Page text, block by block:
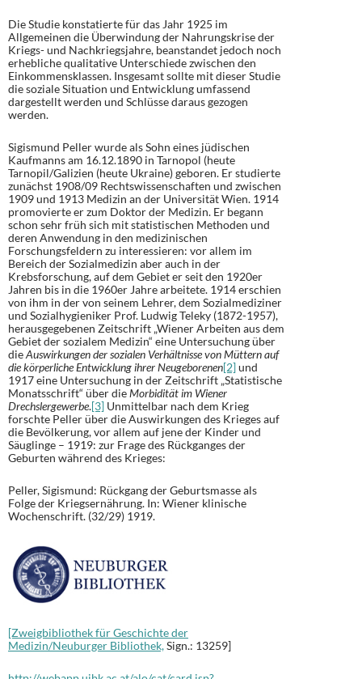
Die Studie konstatierte für das Jahr 1925 im
Allgemeinen die Überwindung der Nahrungskrise der
Kriegs- und Nachkriegsjahre, beanstandet jedoch noch
erhebliche qualitative Unterschiede zwischen den
Einkommensklassen. Insgesamt sollte mit dieser Studie
die soziale Situation und Entwicklung umfassend
dargestellt werden und Schlüsse daraus gezogen
werden.
Sigismund Peller wurde als Sohn eines jüdischen
Kaufmanns am 16.12.1890 in Tarnopol (heute
Tarnopil/Galizien (heute Ukraine) geboren. Er studierte
zunächst 1908/09 Rechtswissenschaften und zwischen
1909 und 1913 Medizin an der Universität Wien. 1914
promovierte er zum Doktor der Medizin. Er begann
schon sehr früh sich mit statistischen Methoden und
deren Anwendung in den medizinischen
Forschungsfeldern zu interessieren: vor allem im
Bereich der Sozialmedizin aber auch in der
Krebsforschung, auf dem Gebiet er seit den 1920er
Jahren bis in die 1960er Jahre arbeitete. 1914 erschien
von ihm in der von seinem Lehrer, dem Sozialmediziner
und Sozialhygieniker Prof. Ludwig Teleky (1872-1957),
herausgegebenen Zeitschrift „Wiener Arbeiten aus dem
Gebiet der sozialem Medizin“ eine Untersuchung über
dieAuswirkungen der sozialen Verhältnisse von Müttern auf
die körperliche Entwicklung ihrer Neugeborenen[2]und
1917 eine Untersuchung in der Zeitschrift „Statistische
Monatsschrift“ über dieMorbidität im Wiener
Drechslergewerbe.[3] Unmittelbar nach dem Krieg
forschte Peller über die Auswirkungen des Krieges auf
die Bevölkerung, vor allem auf jene der Kinder und
Säuglinge – 1919: zur Frage des Rückganges der
Geburten während des Krieges:
Peller, Sigismund: Rückgang der Geburtsmasse als
Folge der Kriegsernährung. In: Wiener klinische
Wochenschrift. (32/29) 1919.
[Zweigbibliothek für Geschichte der
Medizin/Neuburger Bibliothek,Sign.: 13259]